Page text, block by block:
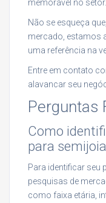
memorável no setor.
Não se esqueça
mercado, estamos
uma referência na
Entre em contato
alavancar seu
Perguntas
Como
para
Para identificar seu
pesquisas de
como faixa etária,